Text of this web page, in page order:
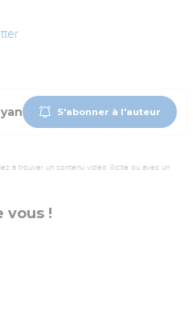
S'abonner à l'auteur
à trouver un contenu vidéo illicite ou avec un
vous !